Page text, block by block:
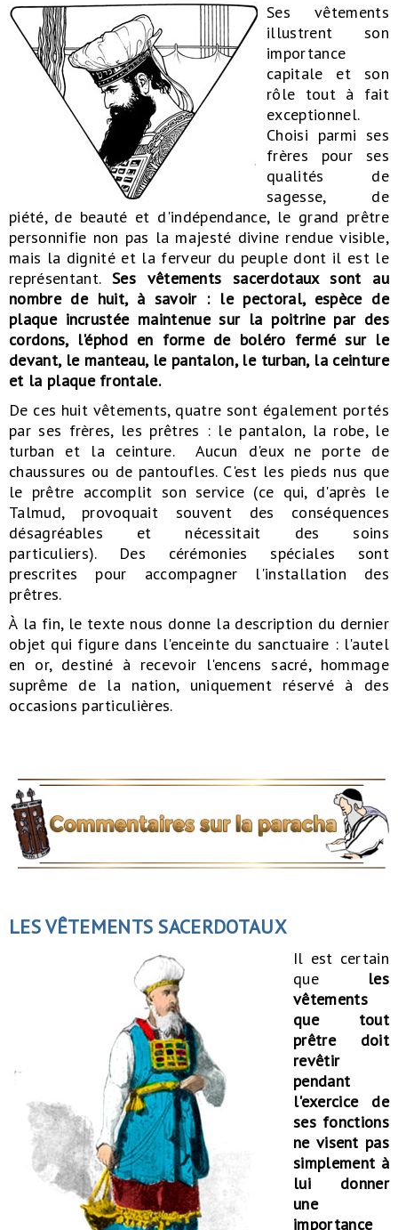
Ses vêtements
illustrent son
importance
capitale et son
rôle tout à fait
exceptionnel.
Choisi parmi ses
frères pour ses
qualités de
sagesse, de
piété, de beauté et d'indépendance, le grand prêtre
personnifie non pas la majesté divine rendue visible,
mais la dignité et la ferveur du peuple dont il est le
représentant. Ses vêtements sacerdotaux sont au
nombre de huit, à savoir : le pectoral, espèce de
plaque incrustée maintenue sur la poitrine par des
cordons, l'éphod en forme de boléro fermé sur le
devant, le manteau, le pantalon, le turban, la ceinture
et la plaque frontale.
De ces huit vêtements, quatre sont également portés
par ses frères, les prêtres : le pantalon, la robe, le
turban et la ceinture. Aucun d'eux ne porte de
chaussures ou de pantoufles. C'est les pieds nus que
le prêtre accomplit son service (ce qui, d'après le
Talmud, provoquait souvent des conséquences
désagréables et nécessitait des soins
particuliers). Des cérémonies spéciales sont
prescrites pour accompagner l'installation des
prêtres.
À la fin, le texte nous donne la description du dernier
objet qui figure dans l'enceinte du sanctuaire : l'autel
en or, destiné à recevoir l'encens sacré, hommage
suprême de la nation, uniquement réservé à des
occasions particulières.
LES VÊTEMENTS SACERDOTAUX
Il est certain
que les
vêtements
que tout
prêtre doit
revêtir
pendant
l'exercice de
ses fonctions
ne visent pas
simplement à
lui donner
une
importance